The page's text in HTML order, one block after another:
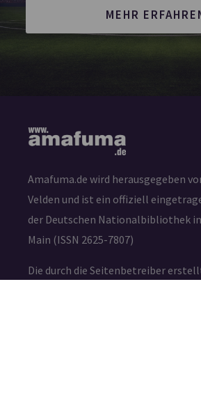
MEHR
Amafuma.de wird herausgegeben
Velden und ist ein offiziell
der Deutschen Nationalbibliothek
Main (ISSN 2625-7807)
Die durch die Seitenbetreiber